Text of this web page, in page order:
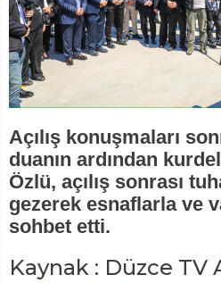
Açılış konuşmaları
duanın ardından
Özlü, açılış sonrası
gezerek esnaflarla ve
sohbet etti.
Kaynak : Düzce TV